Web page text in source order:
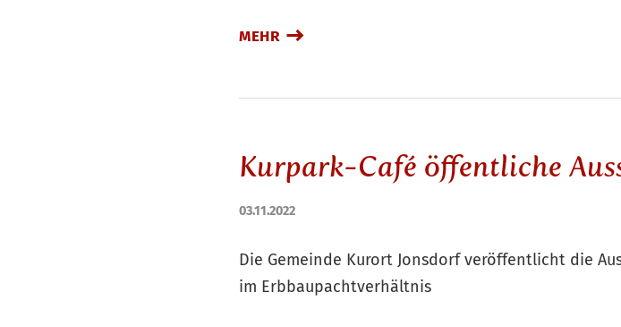
MEHR
Kurpark-Café öffentliche
03.11.2022
Die Gemeinde Kurort Jonsdorf veröffentlicht die
im Erbbaupachtverhältnis